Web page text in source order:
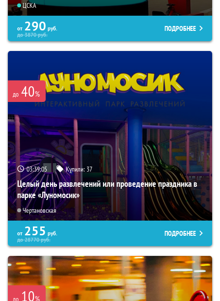
ЦСКА
от 290 руб.
до3870руб.
ПОДРОБНЕЕ
до 40%
03:39:03 Купили: 37
Целый день развлечений или проведение праздника в
парке «Луномосик»
Чертановская
от 255 руб.
до28770руб.
ПОДРОБНЕЕ
до 10%